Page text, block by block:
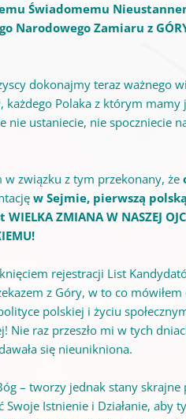
Świadomemu
Narodowego Zamiaru z
dokonajmy teraz ważnego
Polaka z którym mamy
nie ustaniecie, nie spoczniecie
w związku z tym przekonany, że
w Sejmie, pierwszą
ZMIANA W NASZEJ
rejestracji List
z Góry, w to co
polskiej i życiu
Nie raz przeszło mi w tych
się nieunikniona.
– tworzy jednak stany
Istnienie i Działanie, aby